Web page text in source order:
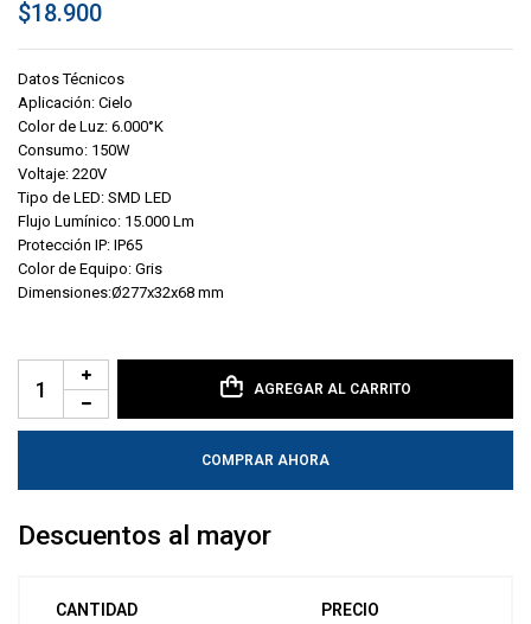
$18.900
Datos Técnicos
Aplicación: Cielo
Color de Luz: 6.000°K
Consumo: 150W
Voltaje: 220V
Tipo de LED: SMD LED
Flujo Lumínico: 15.000 Lm
Protección IP: IP65
Color de Equipo: Gris
Dimensiones:Ø277x32x68 mm
AGREGAR AL CARRITO
COMPRAR AHORA
Descuentos al mayor
CANTIDAD PRECIO